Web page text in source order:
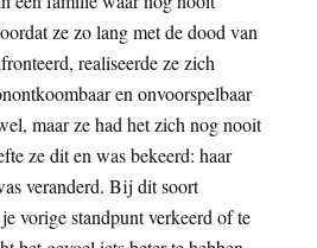
ze zo lang met de dood van
realiseerde ze zich
en onvoorspelbaar
maar ze had het zich nog nooit
ze dit en was bekeerd: haar
veranderd. Bij dit soort
vorige standpunt verkeerd of te